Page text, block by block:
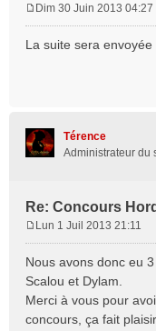
s
Dim 30 Juin 2013 04:27
La suite sera
Térence
Administrateur du
Re: Concours
s
s
a
g
Lun 1 Juil 2013 21:11
Nous avons donc eu
Scalou et Dylam.
Merci à vous pour
concours, ça fait